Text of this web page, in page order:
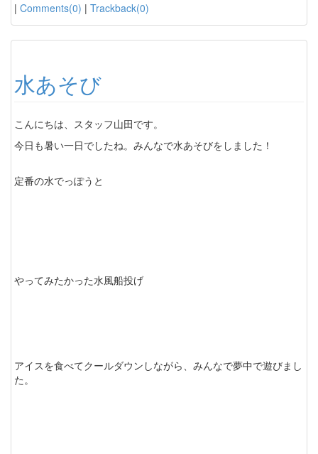
| Comments(0) | Trackback(0)
水あそび
こんにちは、スタッフ山田です。
今日も暑い一日でしたね。みんなで水あそびをしました！
定番の水でっぽうと
やってみたかった水風船投げ
アイスを食べてクールダウンしながら、みんなで夢中で遊びまし
た。